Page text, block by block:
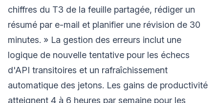
chiffres du T3 de la feuille partagée, rédiger un
résumé par e-mail et planifier une révision de 30
minutes. » La gestion des erreurs inclut une
logique de nouvelle tentative pour les échecs
d'API transitoires et un rafraîchissement
automatique des jetons. Les gains de productivité
atteignent 4 à 6 heures par semaine pour les